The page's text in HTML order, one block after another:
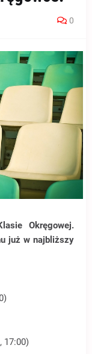
0
Okręgowej.
już w najbliższy
17:00)